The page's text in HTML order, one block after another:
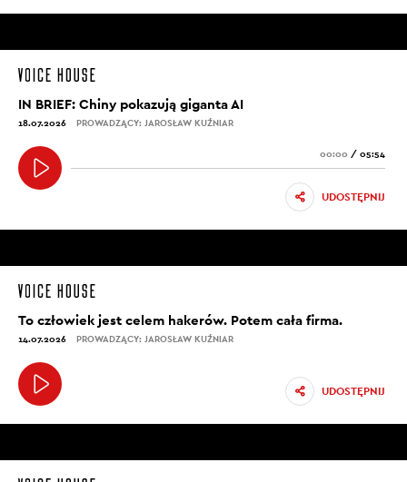
IN BRIEF: Chiny pokazują giganta AI
18.07.2026 PROWADZĄCY: JAROSŁAW KUŹNIAR
00:00 / 05:54
UDOSTĘPNIJ
To człowiek jest celem hakerów. Potem cała firma.
14.07.2026 PROWADZĄCY: JAROSŁAW KUŹNIAR
UDOSTĘPNIJ